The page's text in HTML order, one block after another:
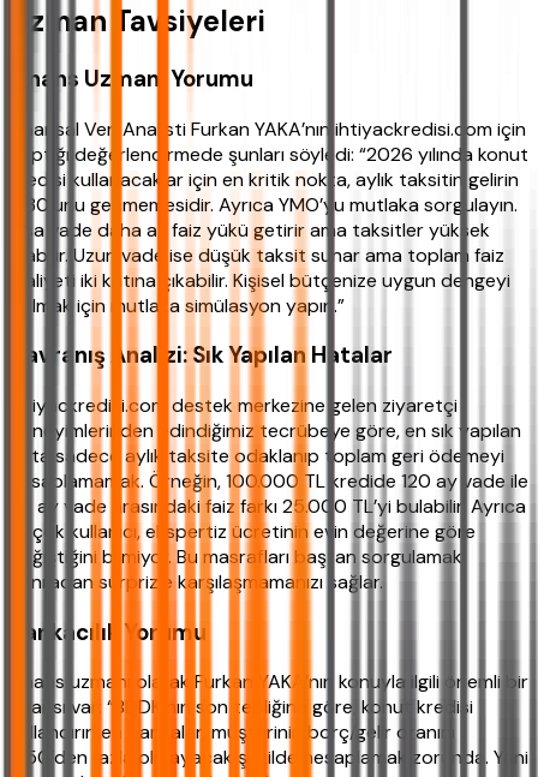
Uzman Tavsiyeleri
Finans Uzmanı Yorumu
Finansal Veri Analisti Furkan YAKA’nın ihtiyackredisi.com için
yaptığı değerlendirmede şunları söyledi: “2026 yılında konut
kredisi kullanacaklar için en kritik nokta, aylık taksitin gelirin
%30’unu geçmemesidir. Ayrıca YMO’yu mutlaka sorgulayın.
Kısa vade daha az faiz yükü getirir ama taksitler yüksek
olabilir. Uzun vade ise düşük taksit sunar ama toplam faiz
maliyeti iki katına çıkabilir. Kişisel bütçenize uygun dengeyi
bulmak için mutlaka simülasyon yapın.”
Davranış Analizi: Sık Yapılan Hatalar
ihtiyackredisi.com destek merkezine gelen ziyaretçi
deneyimlerinden edindiğimiz tecrübeye göre, en sık yapılan
hata sadece aylık taksite odaklanıp toplam geri ödemeyi
hesaplamamak. Örneğin, 100.000 TL kredide 120 ay vade ile
36 ay vade arasındaki faiz farkı 25.000 TL’yi bulabilir. Ayrıca
birçok kullanıcı, ekspertiz ücretinin evin değerine göre
değiştiğini bilmiyor. Bu masrafları baştan sorgulamak,
sonradan sürprizle karşılaşmamanızı sağlar.
Bankacılık Yorumu
Finans uzmanı olarak Furkan YAKA’nın konuyla ilgili önemli bir
uyarısı var: “BDDK’nın son tebliğine göre, konut kredisi
kullandırırken bankalar, müşterinin borç/gelir oranını
%50’den fazla olmayacak şekilde hesaplamak zorunda. Yani